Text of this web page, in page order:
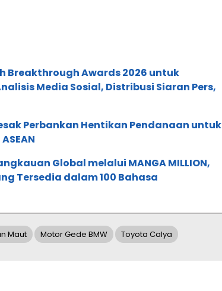
Breakthrough Awards 2026 untuk
Media Sosial, Distribusi Siaran Pers,
Perbankan Hentikan Pendanaan untuk
Global melalui MANGA MILLION,
Tersedia dalam 100 Bahasa
Maut Motor Gede BMW Toyota Calya